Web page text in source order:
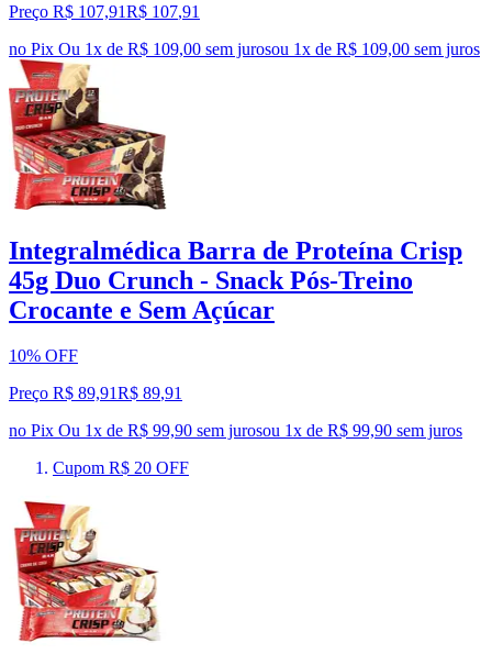
Preço R$ 107,91R$ 107,91
no Pix Ou 1x de R$ 109,00 sem jurosou 1x de R$ 109,00 sem juros
Integralmédica Barra de Proteína Crisp
45g Duo Crunch - Snack Pós-Treino
Crocante e Sem Açúcar
10% OFF
Preço R$ 89,91R$ 89,91
no Pix Ou 1x de R$ 99,90 sem jurosou 1x de R$ 99,90 sem juros
Cupom R$ 20 OFF